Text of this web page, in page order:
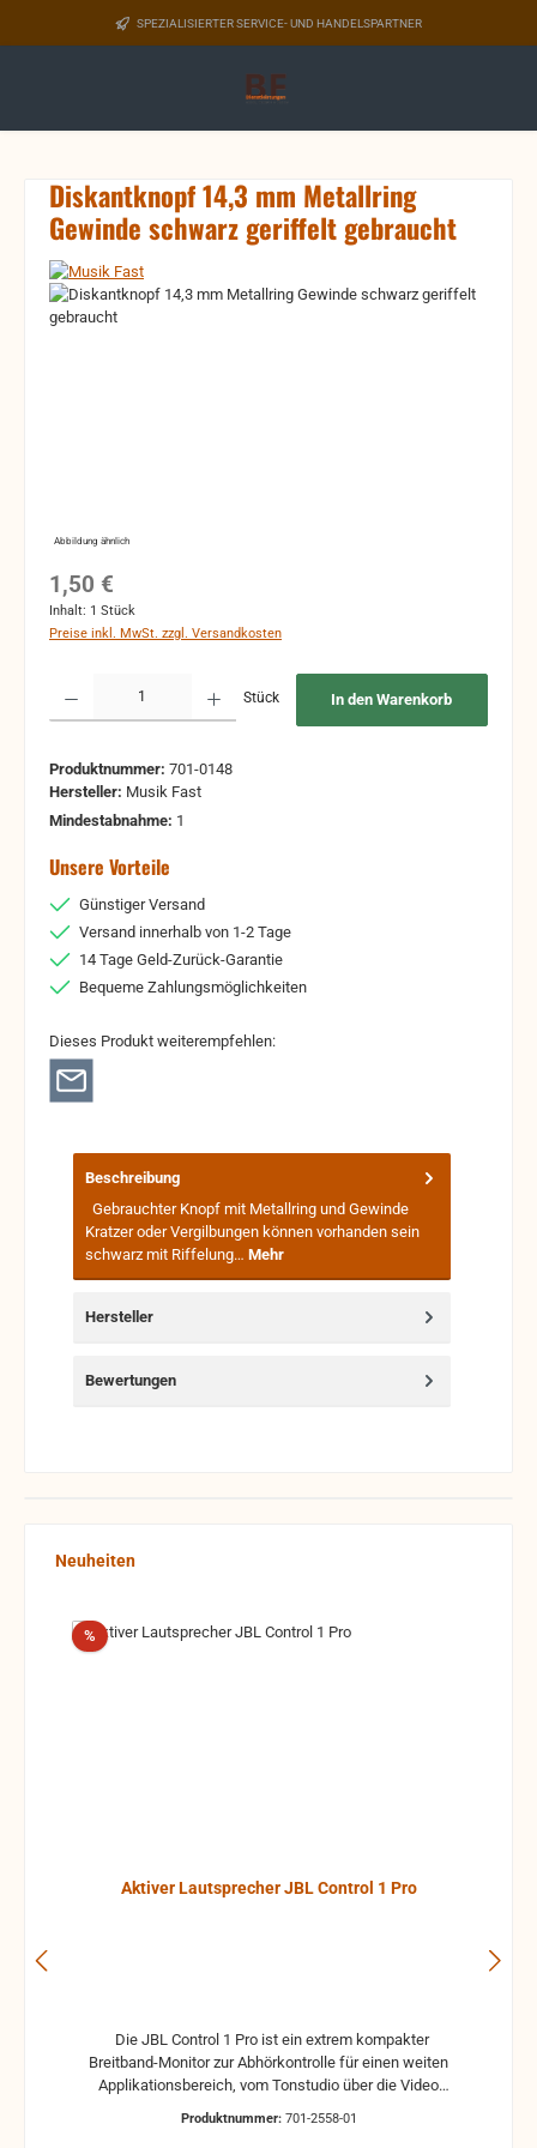
Zum Hauptinhalt springenSPEZIALISIERTER SERVICE- UND HANDELSPARTNER
Diskantknopf 14,3 mm Metallring
Gewinde schwarz geriffelt gebraucht
Bildergalerie überspringen
Abbildung ähnlich
Regulärer Preis:
1,50 €
Inhalt: 1 Stück
Preise inkl. MwSt. zzgl. Versandkosten
Stück In den Warenkorb
Produktnummer: 701-0148
Hersteller: Musik Fast
Mindestabnahme: 1
Unsere Vorteile
Günstiger Versand
Versand innerhalb von 1-2 Tage
14 Tage Geld-Zurück-Garantie
Bequeme Zahlungsmöglichkeiten
Dieses Produkt weiterempfehlen:
Beschreibung
Gebrauchter Knopf mit Metallring und Gewinde
Kratzer oder Vergilbungen können vorhanden sein
schwarz mit Riffelung… Mehr
Hersteller
Bewertungen
Produktgalerie überspringen
Neuheiten
%Rabatt
Aktiver Lautsprecher JBL Control 1 Pro
Breitband-Monitor zur Abhörkontrolle für einen weiten
Applikationsbereich, vom Tonstudio über die Video
Produktnummer: 701-2558-01